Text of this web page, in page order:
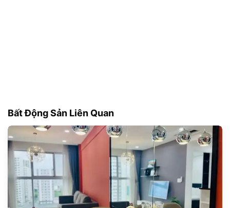
Bất Động Sản Liên Quan
264